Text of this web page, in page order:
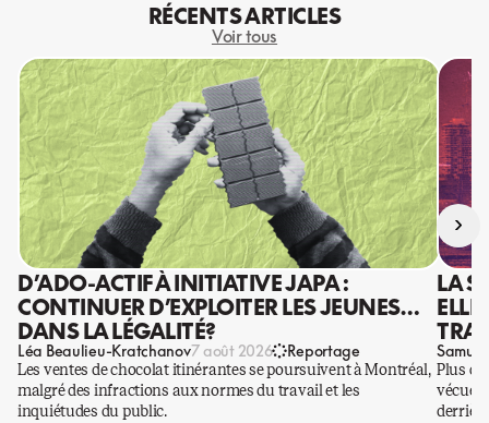
RÉCENTS ARTICLES
Voir tous
D’ADO-ACTIF À INITIATIVE JAPA :
CONTINUER D’EXPLOITER LES JEUNES…
DANS LA LÉGALITÉ?
Léa Beaulieu-Kratchanov7 août 2026 Reportage
Les ventes de chocolat itinérantes se poursuivent à Montréal,
malgré des infractions aux normes du travail et les
inquiétudes du public.
LA
Plus
vécues
›